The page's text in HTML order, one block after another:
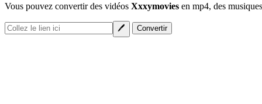
Vous pouvez convertir des vidéos Xxxymovies en mp4, des